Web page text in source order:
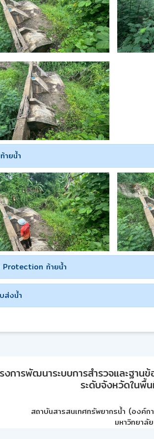
ายน้ำ
Protection ท้ายน้ำ
ส่งน้ำ
งการพัฒนาระบบการสำรวจและฐา
ระดับจังหวัดในพื้
สถาบันสารสนเทศทรัพยากรน้ำ (องค์ก
มหาวิทยาลั